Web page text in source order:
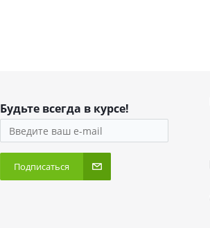
Будьте всегда в курсе!
Подписаться